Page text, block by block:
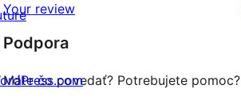
hodnotením
s
hviezdičkovým
hodnotením
Your review
Podpora
Máte čo povedať? Potrebujete pomoc?